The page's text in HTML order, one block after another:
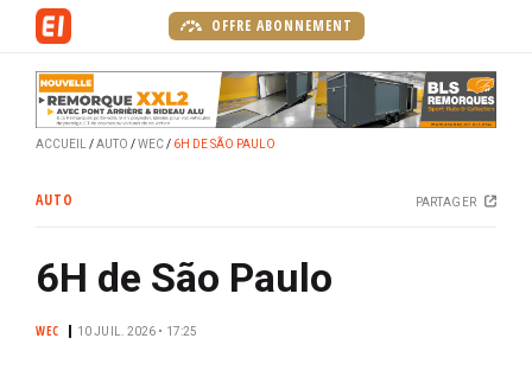
OFFRE ABONNEMENT
ACCUEIL AUTO WEC 6H DE SÃO PAULO
AUTO PARTAGER
6H de São Paulo
WEC 10 JUIL. 2026 • 17:25